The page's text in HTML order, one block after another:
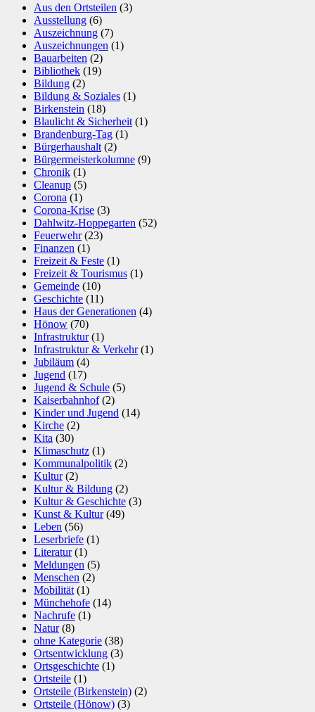
Aus den Ortsteilen (3)
Ausstellung (6)
Auszeichnung (7)
Auszeichnungen (1)
Bauarbeiten (2)
Bibliothek (19)
Bildung (2)
Bildung & Soziales (1)
Birkenstein (18)
Blaulicht & Sicherheit (1)
Brandenburg-Tag (1)
Bürgerhaushalt (2)
Bürgermeisterkolumne (9)
Chronik (1)
Cleanup (5)
Corona (1)
Corona-Krise (3)
Dahlwitz-Hoppegarten (52)
Feuerwehr(23)
Finanzen (1)
Freizeit & Feste (1)
Freizeit & Tourismus (1)
Gemeinde (10)
Geschichte (11)
Haus der Generationen (4)
Hönow (70)
Infrastruktur(1)
Infrastruktur & Verkehr(1)
Jubiläum (4)
Jugend (17)
Jugend & Schule (5)
Kaiserbahnhof(2)
Kinder und Jugend (14)
Kirche (2)
Kita (30)
Klimaschutz (1)
Kommunalpolitik (2)
Kultur(2)
Kultur & Bildung (2)
Kultur & Geschichte (3)
Kunst & Kultur(49)
Leben (56)
Leserbriefe (1)
Literatur(1)
Meldungen (5)
Menschen (2)
Mobilität (1)
Münchehofe (14)
Nachrufe (1)
Natur(8)
ohne Kategorie (38)
Ortsentwicklung (3)
Ortsgeschichte (1)
Ortsteile (1)
Ortsteile (Birkenstein) (2)
Ortsteile (Hönow) (3)